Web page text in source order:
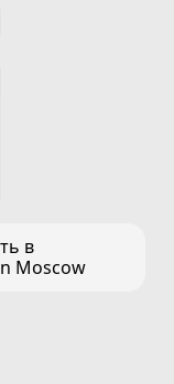
в
Moscow